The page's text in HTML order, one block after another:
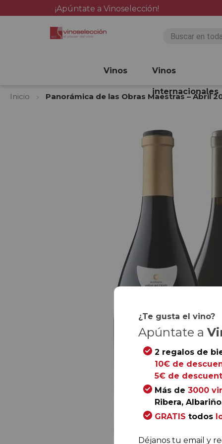
¡Apúntate a Vinoselección!
Vinos Vinos
internacionales
Inicio
Panorámica de las Obras Maestras – Abril
¿Te gusta el vino?
Apúntate a
2 regalos de
10€ de
5€ de
Más de 3000
Ribera,
GRATIS todos
Déjanos tu email y